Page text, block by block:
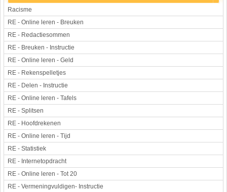
Racisme
RE - Online leren - Breuken
RE - Redactiesommen
RE - Breuken - Instructie
RE - Online leren - Geld
RE - Rekenspelletjes
RE - Delen - Instructie
RE - Online leren - Tafels
RE - Splitsen
RE - Hoofdrekenen
RE - Online leren - Tijd
RE - Statistiek
RE - Internetopdracht
RE - Online leren - Tot 20
RE - Vermeningvuldigen- Instructie